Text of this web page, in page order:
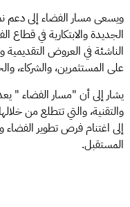
ويسعى مسار الفضاء إلى دعم
الجديدة والابتكارية في قطاع
الناشئة في العروض
على المستثمرين، والشركاء،
يشار إلى أن "مسار الفضاء "
والتقنية، والتي تتطلع من
إلى اغتنام فرص تطوير الفضاء
المستقبل.